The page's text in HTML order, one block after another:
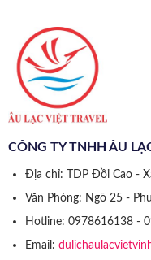
CÔNG TY TNHH ÂU
Địa chỉ: TDP Đồi Cao -
Văn Phòng: Ngõ 25 -
Hotline: 0978616138 -
Email: